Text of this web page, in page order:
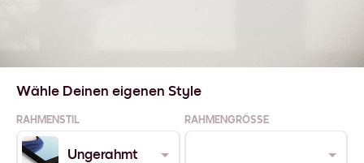
Wähle Deinen eigenen Style
RAHMENSTIL RAHMENGRÖSSE
Ungerahmt